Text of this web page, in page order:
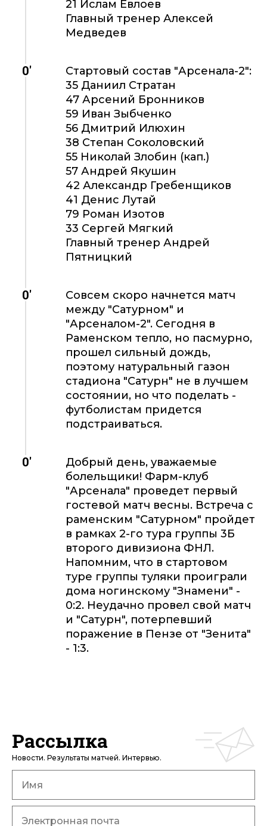
21 Ислам Евлоев
Главный тренер Алексей
Медведев
0'
Стартовый состав "Арсенала-2":
35 Даниил Стратан
47 Арсений Бронников
59 Иван Зыбченко
56 Дмитрий Илюхин
38 Степан Соколовский
55 Николай Злобин (кап.)
57 Андрей Якушин
42 Александр Гребенщиков
41 Денис Лутай
79 Роман Изотов
33 Сергей Мягкий
Главный тренер Андрей
Пятницкий
0'
Совсем скоро начнется матч
между "Сатурном" и
"Арсеналом-2". Сегодня в
Раменском тепло, но пасмурно,
прошел сильный дождь,
поэтому натуральный газон
стадиона "Сатурн" не в лучшем
состоянии, но что поделать -
футболистам придется
подстраиваться.
0'
Добрый день, уважаемые
болельщики! Фарм-клуб
"Арсенала" проведет первый
гостевой матч весны. Встреча с
раменским "Сатурном" пройдет
в рамках 2-го тура группы 3Б
второго дивизиона ФНЛ.
Напомним, что в стартовом
туре группы туляки проиграли
дома ногинскому "Знамени" -
0:2. Неудачно провел свой матч
и "Сатурн", потерпевший
поражение в Пензе от "Зенита"
- 1:3.
Рассылка
Новости. Результаты матчей. Интервью.